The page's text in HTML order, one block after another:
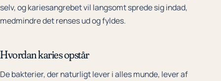
selv, og kariesangrebet vil langsomt sprede sig indad,
medmindre det renses ud og fyldes.
Hvordan karies opstår
De bakterier, der naturligt lever i alles munde, lever af